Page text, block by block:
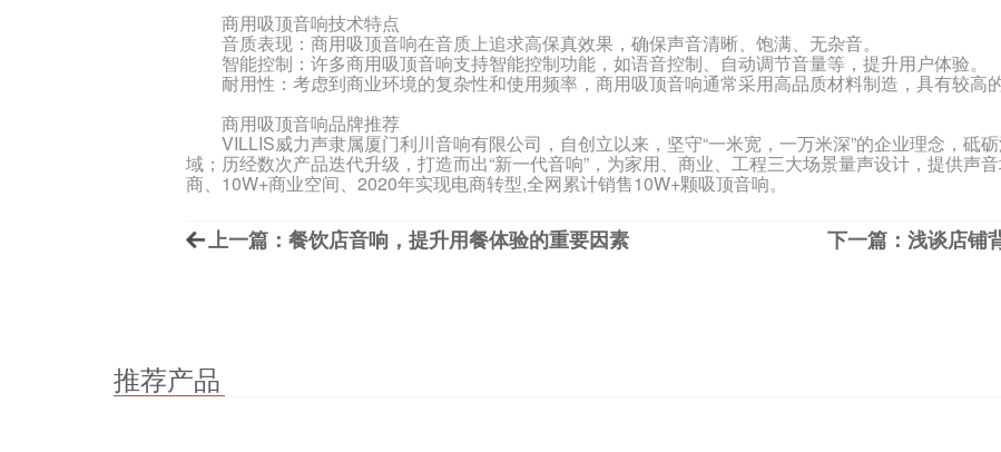
商用吸顶音响技术特点
音质表现：商用吸顶音响在音质上追求高保真效果，确保声音清晰、饱满、无杂音。
智能控制：许多商用吸顶音响支持智能控制功能，如语音控制、自动调节音量等，提升用户体验。
耐用性：考虑到商业环境的复杂性和使用频率，商用吸顶音响通常采用高品质材料制造，具有较高的
商用吸顶音响品牌推荐
VILLIS威力声隶属厦门利川音响有限公司，自创立以来，坚守“一米宽，一万米深”的企业理念，砥
域；历经数次产品迭代升级，打造而出“新一代音响”，为家用、商业、工程三大场景量声设计，提供声
商、10W+商业空间、2020年实现电商转型,全网累计销售10W+颗吸顶音响。
上一篇：餐饮店音响，提升用餐体验的重要因素 下一篇：浅谈店铺
推荐产品